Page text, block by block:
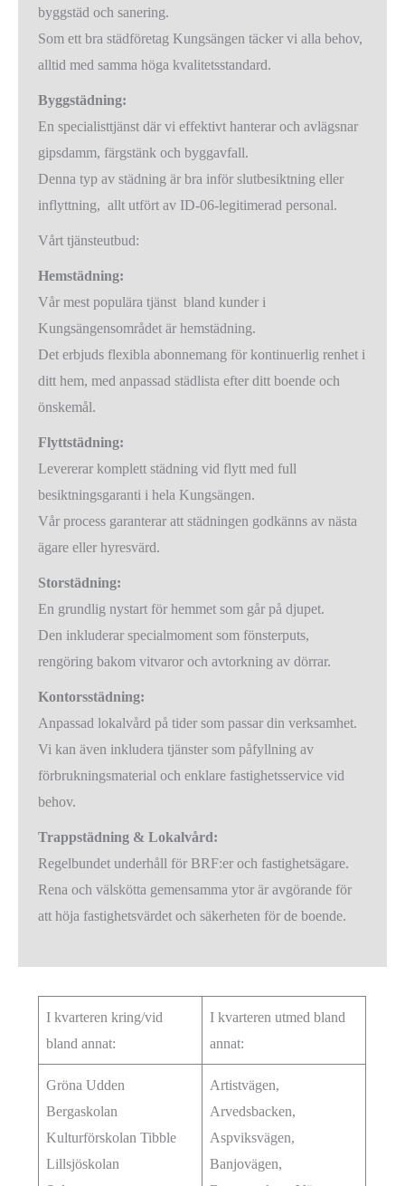
byggstäd och sanering.
Som ett bra städföretag Kungsängen täcker vi alla behov,
alltid med samma höga kvalitetsstandard.
Byggstädning:
En specialisttjänst där vi effektivt hanterar och avlägsnar
gipsdamm, färgstänk och byggavfall.
Denna typ av städning är bra inför slutbesiktning eller
inflyttning, allt utfört av ID-06-legitimerad personal.
Vårt tjänsteutbud:
Hemstädning:
Vår mest populära tjänst bland kunder i
Kungsängensområdet är hemstädning.
Det erbjuds flexibla abonnemang för kontinuerlig renhet i
ditt hem, med anpassad städlista efter ditt boende och
önskemål.
Flyttstädning:
Levererar komplett städning vid flytt med full
besiktningsgaranti i hela Kungsängen.
Vår process garanterar att städningen godkänns av nästa
ägare eller hyresvärd.
Storstädning:
En grundlig nystart för hemmet som går på djupet.
Den inkluderar specialmoment som fönsterputs,
rengöring bakom vitvaror och avtorkning av dörrar.
Kontorsstädning:
Anpassad lokalvård på tider som passar din verksamhet.
Vi kan även inkludera tjänster som påfyllning av
förbrukningsmaterial och enklare fastighetsservice vid
behov.
Trappstädning & Lokalvård:
Regelbundet underhåll för BRF:er och fastighetsägare.
Rena och välskötta gemensamma ytor är avgörande för
att höja fastighetsvärdet och säkerheten för de boende.
I kvarteren kring/vid
bland annat:
I kvarteren utmed bland
annat:
Gröna Udden
Bergaskolan
Kulturförskolan Tibble
Lillsjöskolan
Artistvägen,
Arvedsbacken,
Aspviksvägen,
Banjovägen,